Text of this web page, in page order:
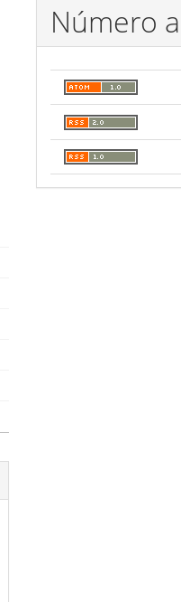
Número